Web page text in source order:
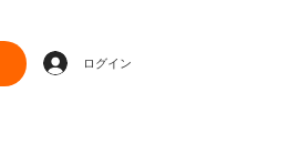
ログイン